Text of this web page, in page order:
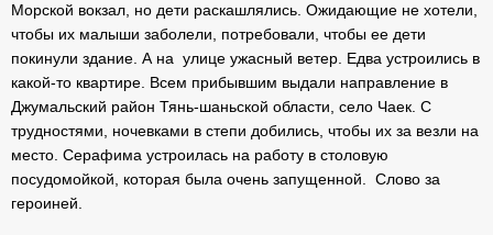
Морской вокзал, но дети раскашлялись. Ожидающие не хотели,
чтобы их малыши заболели, потребовали, чтобы ее дети
покинули здание. А на улице ужасный ветер. Едва устроились в
какой-то квартире. Всем прибывшим выдали направление в
Джумальский район Тянь-шаньской области, село Чаек. С
трудностями, ночевками в степи добились, чтобы их за везли на
место. Серафима устроилась на работу в столовую
посудомойкой, которая была очень запущенной. Слово за
героиней.